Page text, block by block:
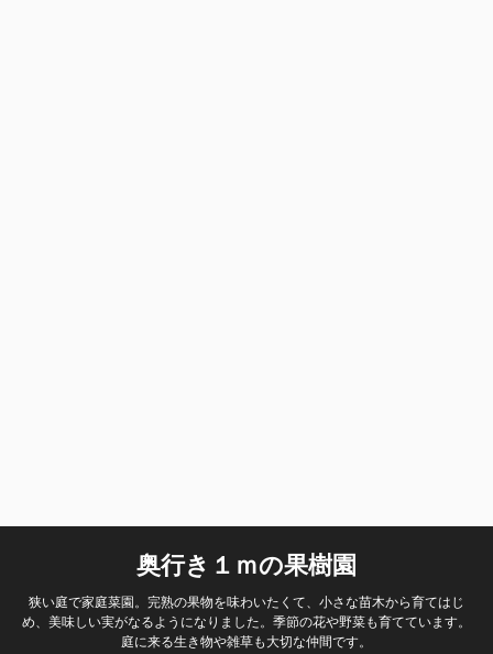
奥行き１ｍの果樹園
狭い庭で家庭菜園。完熟の果物を味わいたくて、小さな苗木から育てはじ
め、美味しい実がなるようになりました。季節の花や野菜も育てています。
庭に来る生き物や雑草も大切な仲間です。